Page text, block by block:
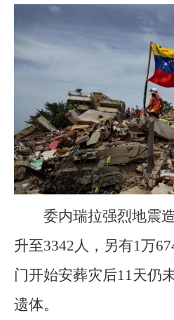
委内瑞拉强烈地震
升至3342人，另有1万
门开始安葬灾后11天仍
遗体。